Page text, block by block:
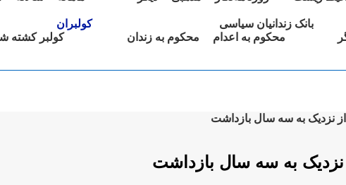
بانک زندانیان سیاسی
محکوم بە اعدام
محکوم بە زندان
کولبران
کولبر کشتە
نزدیک به سه سال بازداشت
نزدیک به سه سال بازداشت